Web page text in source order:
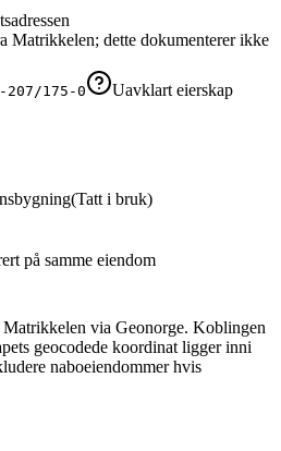
Matrikkelen; dette dokumenterer ikke
207/175-0
Uavklart eierskap
(Tatt i bruk)
på samme eiendom
via Geonorge. Koblingen
geocodede koordinat ligger inni
naboeiendommer hvis